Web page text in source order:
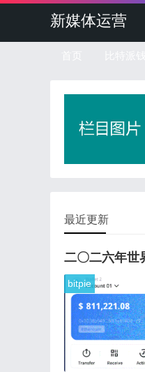
新媒体运营
最近更新
二〇二六年世
bitpie